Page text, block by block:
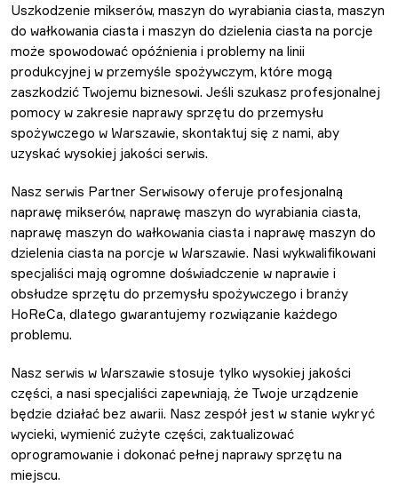
Uszkodzenie mikserów, maszyn do wyrabiania ciasta, maszyn
do wałkowania ciasta i maszyn do dzielenia ciasta na porcje
może spowodować opóźnienia i problemy na linii
produkcyjnej w przemyśle spożywczym, które mogą
zaszkodzić Twojemu biznesowi. Jeśli szukasz profesjonalnej
pomocy w zakresie naprawy sprzętu do przemysłu
spożywczego w Warszawie, skontaktuj się z nami, aby
uzyskać wysokiej jakości serwis.
Nasz serwis Partner Serwisowy oferuje profesjonalną
naprawę mikserów, naprawę maszyn do wyrabiania ciasta,
naprawę maszyn do wałkowania ciasta i naprawę maszyn do
dzielenia ciasta na porcje w Warszawie. Nasi wykwalifikowani
specjaliści mają ogromne doświadczenie w naprawie i
obsłudze sprzętu do przemysłu spożywczego i branży
HoReCa, dlatego gwarantujemy rozwiązanie każdego
problemu.
Nasz serwis w Warszawie stosuje tylko wysokiej jakości
części, a nasi specjaliści zapewniają, że Twoje urządzenie
będzie działać bez awarii. Nasz zespół jest w stanie wykryć
wycieki, wymienić zużyte części, zaktualizować
oprogramowanie i dokonać pełnej naprawy sprzętu na
miejscu.